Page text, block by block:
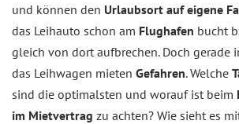
und können den Urlaubsort auf eigene
das Leihauto schon am Flughafen bucht
gleich von dort aufbrechen. Doch gerade
das Leihwagen mieten Gefahren. Welche
sind die optimalsten und worauf ist beim
im Mietvertrag zu achten? Wie sieht es